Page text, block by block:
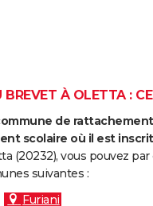
BREVET À OLETTA :
de
scolaire où il est inscrit
(20232), vous pouvez
suivantes :
Furiani